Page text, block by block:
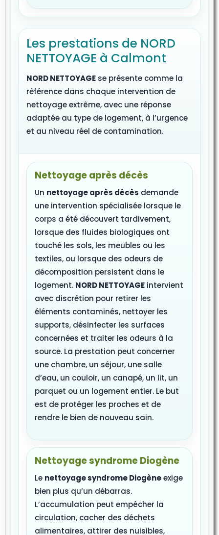
Les prestations de NORD
NETTOYAGE à Calmont
NORD NETTOYAGE se présente comme la
référence dans chaque intervention de
nettoyage extrême, avec une réponse
adaptée au type de logement, à l’urgence
et au niveau réel de contamination.
Nettoyage après décès
Un nettoyage après décès demande
une intervention spécialisée lorsque le
corps a été découvert tardivement,
lorsque des fluides biologiques ont
touché les sols, les meubles ou les
textiles, ou lorsque des odeurs de
décomposition persistent dans le
logement. NORD NETTOYAGE intervient
avec discrétion pour retirer les
éléments contaminés, nettoyer les
supports, désinfecter les surfaces
concernées et traiter les odeurs à la
source. La prestation peut concerner
une chambre, un séjour, une salle
d’eau, un couloir, un canapé, un lit, un
parquet ou un logement entier. Le but
est de protéger les proches et de
rendre le bien de nouveau sain.
Nettoyage syndrome Diogène
Le nettoyage syndrome Diogèneexige
bien plus qu’un débarras.
L’accumulation peut empêcher la
circulation, cacher des déchets
alimentaires, attirer des nuisibles,